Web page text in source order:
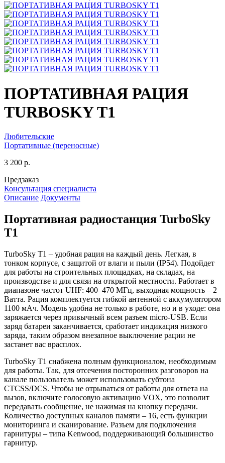
ПОРТАТИВНАЯ РАЦИЯ
TURBOSKY T1
Любительские
Портативные (переносные)
3 200 р.
Предзаказ
Консультация специалиста
Описание Документы
Портативная радиостанция TurboSky
T1
TurboSky T1 – удобная рация на каждый день. Легкая, в
тонком корпусе, с защитой от влаги и пыли (IP54). Подойдет
для работы на строительных площадках, на складах, на
производстве и для связи на открытой местности. Работает в
диапазоне частот UHF: 400–470 МГц, выходная мощность – 2
Ватта. Рация комплектуется гибкой антенной с аккумулятором
1100 мАч. Модель удобна не только в работе, но и в уходе: она
заряжается через привычный всем разъем micro-USB. Если
заряд батареи заканчивается, сработает индикация низкого
заряда, таким образом внезапное выключение рации не
застанет вас врасплох.
TurboSky T1 снабжена полным функционалом, необходимым
для работы. Так, для отсечения посторонних разговоров на
канале пользователь может использовать субтона
CTCSS/DCS. Чтобы не отрываться от работы для ответа на
вызов, включите голосовую активацию VOX, это позволит
передавать сообщение, не нажимая на кнопку передачи.
Количество доступных каналов памяти – 16, есть функции
мониторинга и сканирование. Разъем для подключения
гарнитуры – типа Kenwood, поддерживающий большинство
гарнитур.